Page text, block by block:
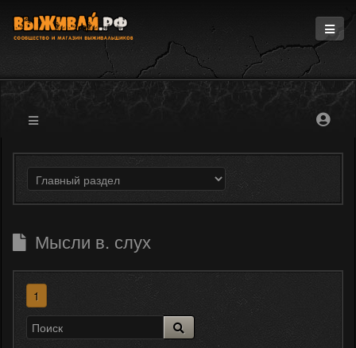
Информация
Магазин
Форум
Мысли в. слух
1